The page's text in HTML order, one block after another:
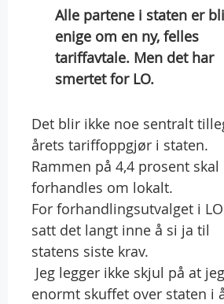
Alle partene i staten er
enige om en ny, felles
tariffavtale. Men det har
smertet for LO.
Det blir ikke noe sentralt
årets tariffoppgjør i staten.
Rammen på 4,4 prosent skal
forhandles om lokalt.
For forhandlingsutvalget i
satt det langt inne å si ja til
statens siste krav.
 Jeg legger ikke skjul på at
enormt skuffet over staten i